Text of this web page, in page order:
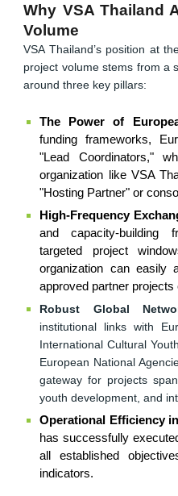
Why VSA Thailand
Volume
VSA Thailand’s position at
project volume stems from a
around three key pillars:
The Power of
funding frameworks,
"Lead Coordinators,"
organization like VSA
"Hosting Partner" or
High-Frequency
and capacity-building
targeted project
organization can easily
approved partner
Robust Global
institutional links with
International Cultural
European National
gateway for projects
youth development, and
Operational Efficiency
has successfully
all established
indicators.